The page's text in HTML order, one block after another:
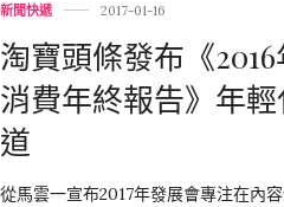
新聞快遞 2017-01-16
淘寶頭條發布《
消費年終報告》年
道
從馬雲一宣布2017年發展會專注在內